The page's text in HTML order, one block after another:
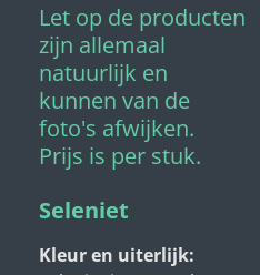
Let op de producten
zijn allemaal
natuurlijk en
kunnen van de
foto's afwijken.
Prijs is per stuk.
Seleniet
Kleur en uiterlijk: